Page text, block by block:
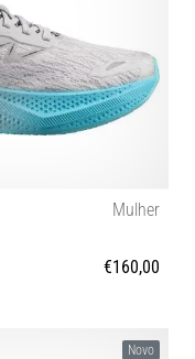
Mulher
€160,00
Novo